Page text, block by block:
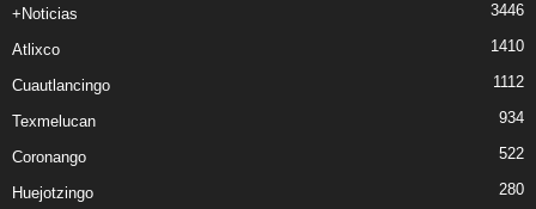
+Noticias 3446
Atlixco 1410
Cuautlancingo 1112
Texmelucan 934
Coronango 522
Huejotzingo 280